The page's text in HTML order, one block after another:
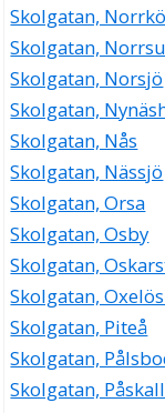
Skolgatan,
Skolgatan,
Skolgatan, Norsjö
Skolgatan,
Skolgatan, Nås
Skolgatan, Nässjö
Skolgatan, Orsa
Skolgatan, Osby
Skolgatan,
Skolgatan,
Skolgatan, Piteå
Skolgatan,
Skolgatan,